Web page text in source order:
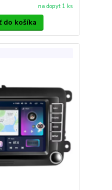
na dopyt 1 ks
do košíka